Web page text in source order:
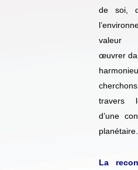
de soi,
valeur
œuvrer
travers
d’une
planétaire.
La